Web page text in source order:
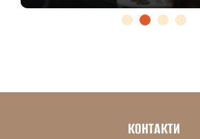
КОНТАКТИ